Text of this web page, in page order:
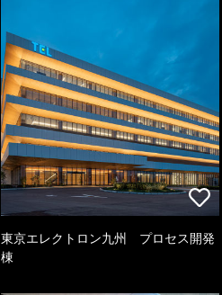
東京エレクトロン九州 プロセス開発
棟